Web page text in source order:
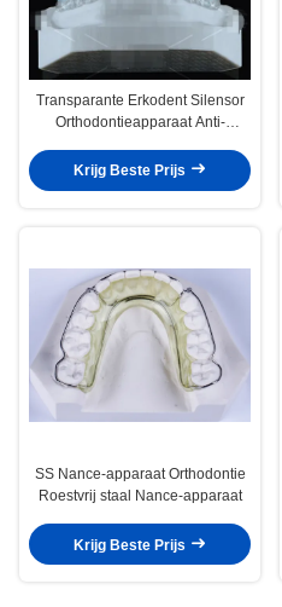
Transparante Erkodent Silensor
Orthodontieapparaat Anti-
Krijg Beste Prijs
SS Nance-apparaat Orthodontie
Roestvrij staal Nance-apparaat
Krijg Beste Prijs